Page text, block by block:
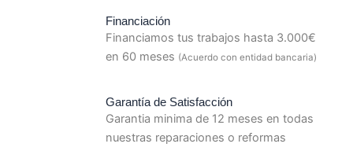
Financiación
Financiamos tus trabajos hasta 3.000€
en 60 meses (Acuerdo con entidad bancaria)
Garantía de Satisfacción
Garantia minima de 12 meses en todas
nuestras reparaciones o reformas